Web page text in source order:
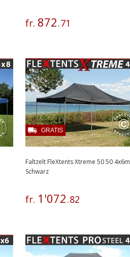
fr. 872.71
Faltzelt FleXtents Xtreme 50 50 4x6m
Schwarz
fr. 1 '072.82
GRATIS